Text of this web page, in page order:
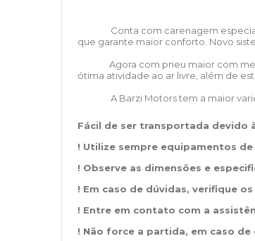
Conta com carenagem
que garante maior conforto. Novo
Agora com pneu maior com
ótima atividade ao ar livre, além de
A Barzi Motors tem a maior
Fácil de ser transportada devido
! Utilize sempre equipamentos
! Observe as dimensões e
! Em caso de dúvidas, verifique
! Entre em contato com a
! Não force a partida, em caso